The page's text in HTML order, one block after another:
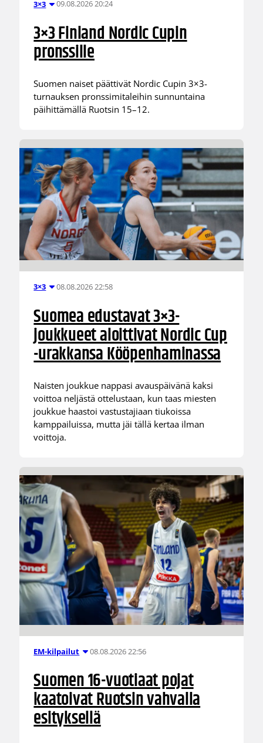
3×3 09.08.2026 20:24
3×3 Finland Nordic Cupin
pronssille
Suomen naiset päättivät Nordic Cupin 3×3-
turnauksen pronssimitaleihin sunnuntaina
päihittämällä Ruotsin 15–12.
3×3 08.08.2026 22:58
Suomea edustavat 3×3-
joukkueet aloittivat Nordic Cup
-urakkansa Kööpenhaminassa
Naisten joukkue nappasi avauspäivänä kaksi
voittoa neljästä ottelustaan, kun taas miesten
joukkue haastoi vastustajiaan tiukoissa
kamppailuissa, mutta jäi tällä kertaa ilman
voittoja.
EM-kilpailut 08.08.2026 22:56
Suomen 16-vuotiaat pojat
kaatoivat Ruotsin vahvalla
esityksellä